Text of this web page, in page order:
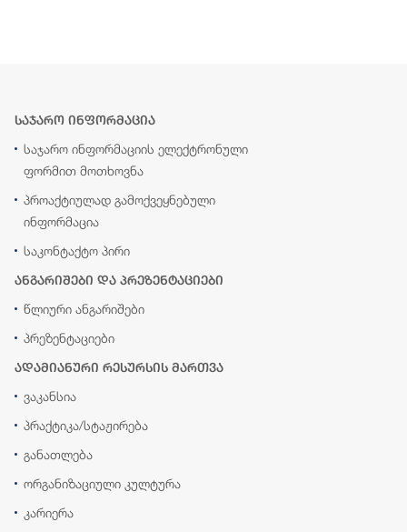
საჯარო ინფორმაცია
საჯარო ინფორმაციის ელექტრონული
ფორმით მოთხოვნა
პროაქტიულად გამოქვეყნებული
ინფორმაცია
საკონტაქტო პირი
ანგარიშები და პრეზენტაციები
წლიური ანგარიშები
პრეზენტაციები
ადამიანური რესურსის მართვა
ვაკანსია
პრაქტიკა/სტაჟირება
განათლება
ორგანიზაციული კულტურა
კარიერა